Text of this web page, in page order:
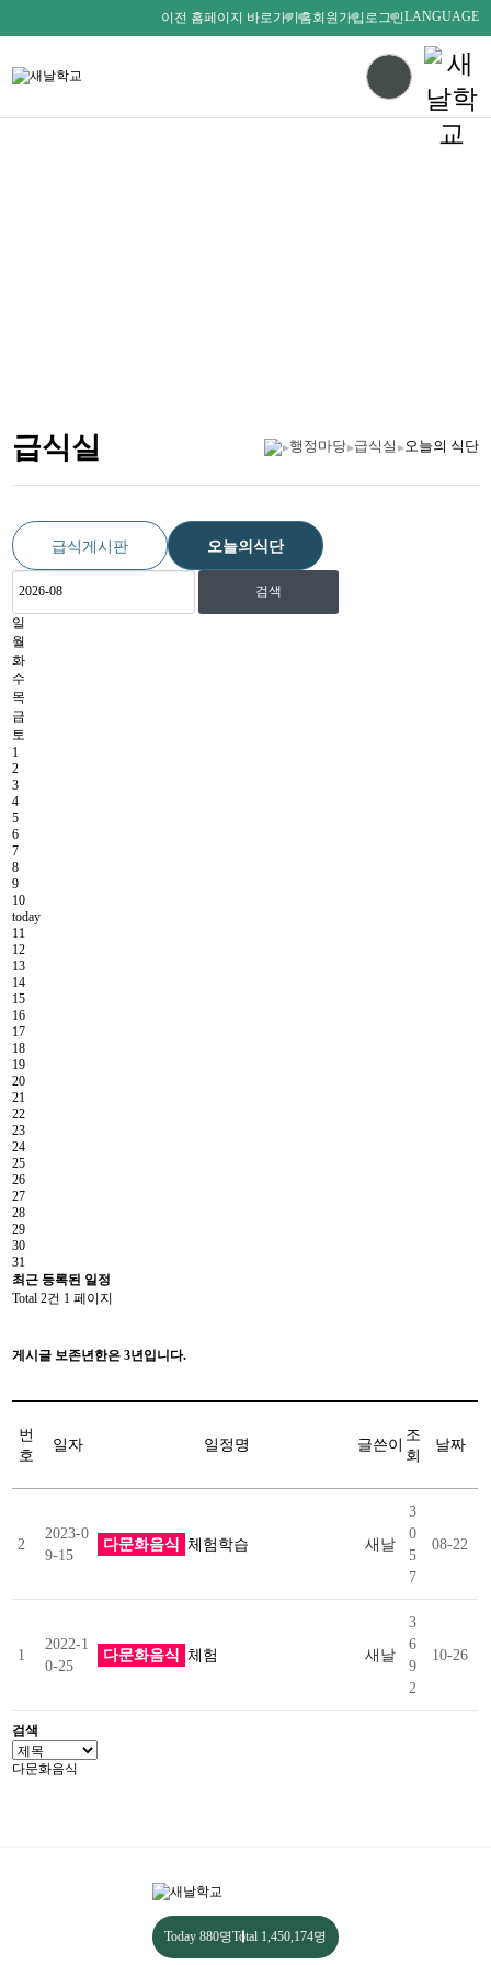
이전 홈페이지 바로가기홈회원가입 로그인LANGUAGE
급식실 행정마당 급식실 오늘의 식단
급식게시판 오늘의식단
검색
일
월
화
수
목
금
토
1
2
3
4
5
6
7
8
9
10
today
11
12
13
14
15
16
17
18
19
20
21
22
23
24
25
26
27
28
29
30
31
최근 등록된 일정
Total 2건 1 페이지
게시글 보존년한은 3년입니다.
번
호
일자 일정명 글쓴이
조
회
날짜
2
2023-0
9-15
다문화음식 체험학습 새날
3
0
5
7
08-22
1
2022-1
0-25
다문화음식 체험 새날
3
6
9
2
10-26
검색
Today 880명Total 1,450,174명